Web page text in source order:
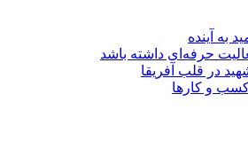
به آینده
حرفه‌ای داشته باشد
در قلب آفریقا
و کارها